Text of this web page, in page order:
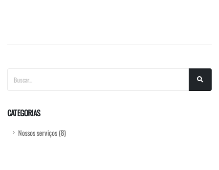
CATEGORIAS
Nossos serviços(8)